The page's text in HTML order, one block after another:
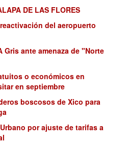
DE LAS FLORES
del aeropuerto
Gris ante amenaza de "Norte
o económicos en
en septiembre
boscosos de Xico para
por ajuste de tarifas a